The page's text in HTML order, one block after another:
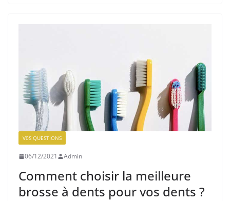
V0S QUESTIONS
06/12/2021 Admin
Comment choisir la meilleure
brosse à dents pour vos dents ?